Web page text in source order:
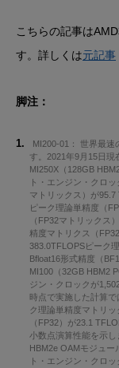
こちらの記事は
す。詳しくは元記事
脚注：
MI200-01： 世界最
す。2021年9月15日
MI250X（128GB
ト・エンジン・クロ
マトリックス）が95.7
ピーク理論単精度（
（FP32マトリックス
精度マトリクス（
383.0TFLOPSピーク
Bfloat16形式精度（
MI100（32GB HBM2
ジン・クロックが
時点で実施した計算
ク理論単精度マトリ
（FP32）が23.1
小数点演算性能を示
HBM2e OAMモジュ
ト・エンジン・クロ